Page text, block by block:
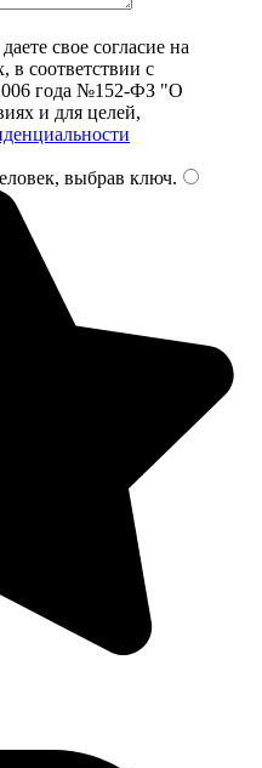
свое согласие на
в соответствии с
года №152-ФЗ "О
и для целей,
выбрав ключ.